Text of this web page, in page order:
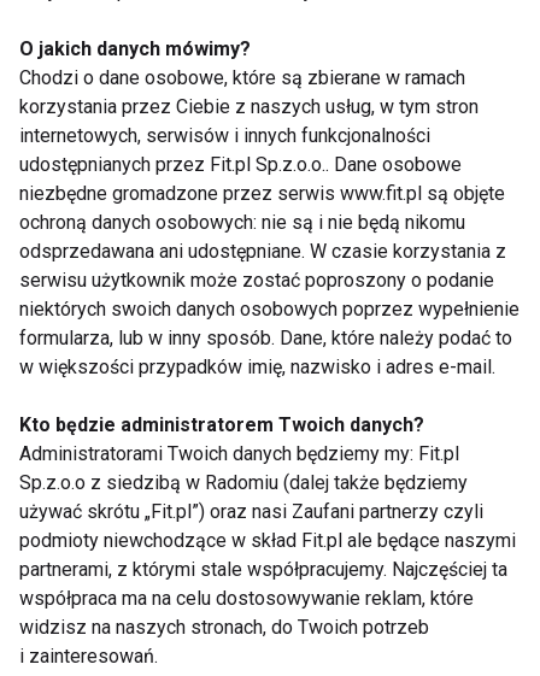
Polacy chcą fitnessu dostępnego 24h/7
Już 76 proc. osób ćwiczących w klubach fitness
deklaruje, że aktywność fizyczna jest ważnym
elementem ich życia, a 93 proc. traktuje ją jako
sposób na utrzymanie równowagi psychicznej i
redukcję stresu – wynika z badania MultiSport Index
2025. Co więcej, 62 proc. klubowiczów chce
zwiększyć poziom swojej aktywności. Jednakże
proza codzienności bardzo często utrudnia
– Z naszych badań wynika, że jedną z największych
barier w podejmowaniu regularnej aktywności
fizycznej pozostaje czas - ograniczony zarówno
przez obowiązki zawodowe, jak i rodzinne. Aż 68
proc. klubowiczów przyznaje, że w ciągu miesiąca
zdarzają się okresy, gdy nie są w stanie
O jakich danych mówimy?
Chodzi o dane osobowe, które są zbierane w ramach
korzystania przez Ciebie z naszych usług, w tym stron
internetowych, serwisów i innych funkcjonalności
udostępnianych przez Fit.pl Sp.z.o.o.. Dane osobowe
niezbędne gromadzone przez serwis www.fit.pl są objęte
ochroną danych osobowych: nie są i nie będą nikomu
odsprzedawana ani udostępniane. W czasie korzystania z
serwisu użytkownik może zostać poproszony o podanie
niektórych swoich danych osobowych poprzez wypełnienie
formularza, lub w inny sposób. Dane, które należy podać to
w większości przypadków imię, nazwisko i adres e-mail.
Kto będzie administratorem Twoich danych?
Administratorami Twoich danych będziemy my: Fit.pl
Sp.z.o.o z siedzibą w Radomiu (dalej także będziemy
używać skrótu „Fit.pl”) oraz nasi Zaufani partnerzy czyli
podmioty niewchodzące w skład Fit.pl ale będące naszymi
partnerami, z którymi stale współpracujemy. Najczęściej ta
współpraca ma na celu dostosowywanie reklam, które
widzisz na naszych stronach, do Twoich potrzeb
i zainteresowań.